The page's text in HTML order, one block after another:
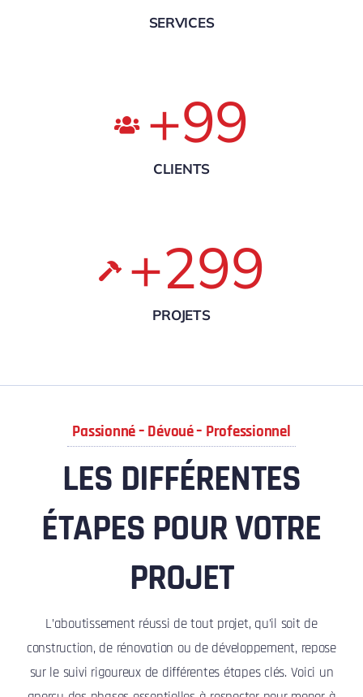
SERVICES
+99
CLIENTS
+299
PROJETS
Passionné – Dévoué – Professionnel
LES DIFFÉRENTES
ÉTAPES POUR VOTRE
PROJET
L’aboutissement réussi de tout projet, qu’il soit de
construction, de rénovation ou de développement, repose
sur le suivi rigoureux de différentes étapes clés. Voici un